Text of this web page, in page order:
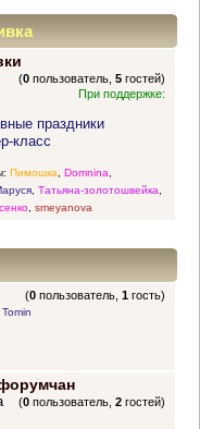
(0 пользователь,5 гостей)
При поддержке:
праздники
класс
Пимошка Domnina
, Татьяна-золотошвейка
, smeyanova
(0 пользователь,1 гость)
Tomin
(0 пользователь,2 гостей)